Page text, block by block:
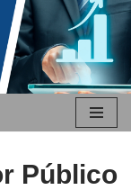
Público